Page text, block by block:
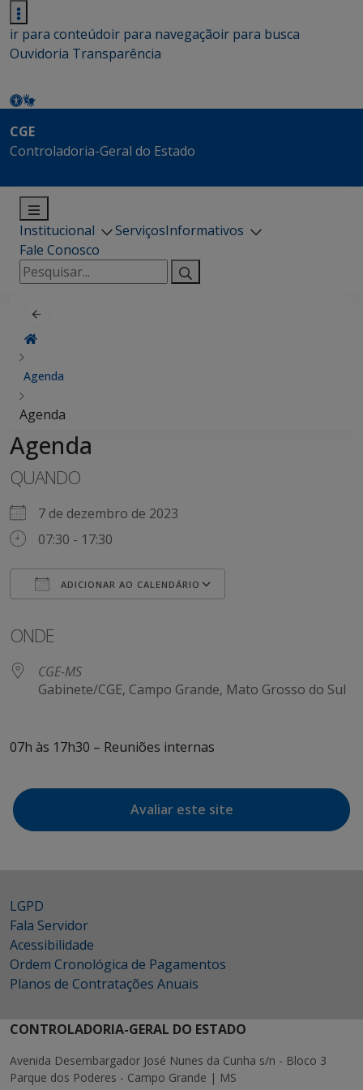
ir para conteúdoir para navegaçãoir para busca
Ouvidoria Transparência
CGE
Controladoria-Geral do Estado
Institucional ServiçosInformativos
Fale Conosco
Pesquisar
por:
Agenda
Agenda
Agenda
QUANDO
7 de dezembro de 2023
07:30 - 17:30
ADICIONAR AO CALENDÁRIO
ONDE
CGE-MS
Gabinete/CGE, Campo Grande, Mato Grosso do Sul
07h às 17h30 – Reuniões internas
Avaliar este site
LGPD
Fala Servidor
Acessibilidade
Ordem Cronológica de Pagamentos
Planos de Contratações Anuais
CONTROLADORIA-GERAL DO ESTADO
Avenida Desembargador José Nunes da Cunha s/n - Bloco 3
Parque dos Poderes - Campo Grande | MS